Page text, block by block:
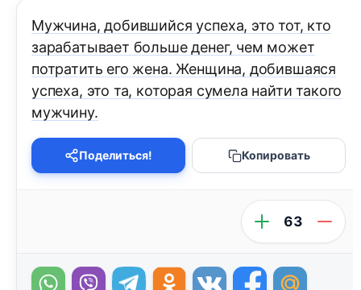
Мужчина, добившийся успеха, это тот, кто
зарабатывает больше денег, чем может
потратить его жена. Женщина, добившаяся
успеха, это та, которая сумела найти такого
мужчину.
Поделиться! Копировать
63